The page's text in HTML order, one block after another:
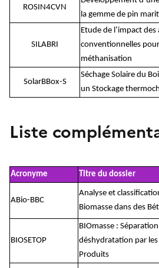
ROSIN4CVN
la gemme de pin
SILABRI
Etude de l’impact
conventionnelles
méthanisation
SolarBBox-S
Séchage Solaire du
un Stockage
Liste
Acronyme Titre du dossier
ABio-BBC
Analyse et
Biomasse dans des
BIOSETOP
BIOmasse :
déshydratation par
Produits